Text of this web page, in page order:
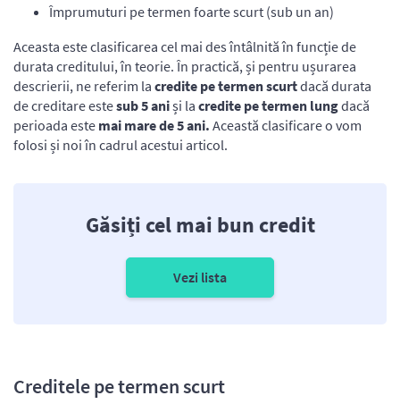
Împrumuturi pe termen foarte scurt (sub un an)
Aceasta este clasificarea cel mai des întâlnită în funcție de
durata creditului, în teorie. În practică, și pentru ușurarea
descrierii, ne referim la credite pe termen scurtdacă durata
de creditare estesub 5 aniși la credite pe termen lungdacă
perioada este mai mare de 5 ani. Această clasificare o vom
folosi și noi în cadrul acestui articol.
Găsiți cel mai bun credit
Vezi lista
Creditele pe termen scurt